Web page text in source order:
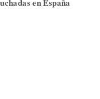
en España